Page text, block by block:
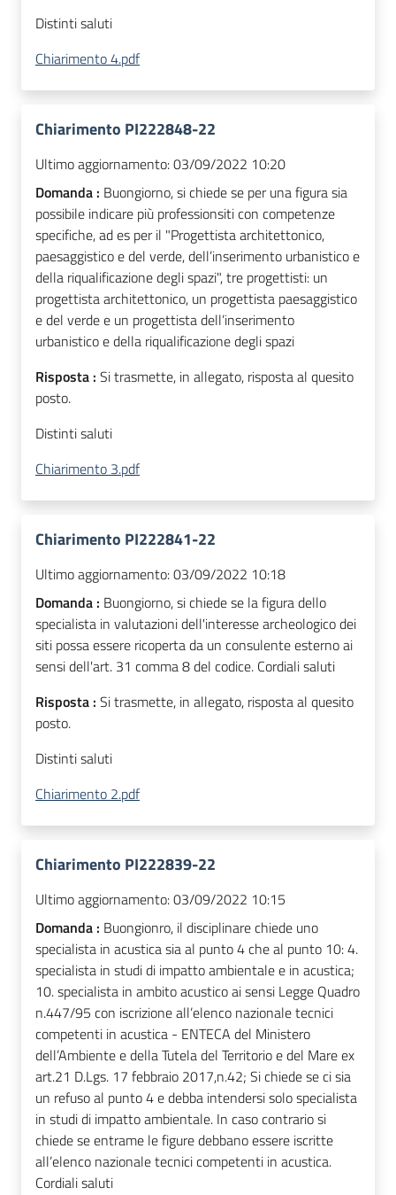
Distinti saluti
Chiarimento 4.pdf
Chiarimento PI222848-22
Ultimo aggiornamento:03/09/2022 10:20
Domanda : Buongiorno, si chiede se per una figura sia
possibile indicare più professionsiti con competenze
specifiche, ad es per il "Progettista architettonico,
paesaggistico e del verde, dell’inserimento urbanistico e
della riqualificazione degli spazi", tre progettisti: un
progettista architettonico, un progettista paesaggistico
e del verde e un progettista dell’inserimento
urbanistico e della riqualificazione degli spazi
Risposta : Si trasmette, in allegato, risposta al quesito
posto.
Distinti saluti
Chiarimento 3.pdf
Chiarimento PI222841-22
Ultimo aggiornamento:03/09/2022 10:18
Domanda : Buongiorno, si chiede se la figura dello
specialista in valutazioni dell'interesse archeologico dei
siti possa essere ricoperta da un consulente esterno ai
sensi dell'art. 31 comma 8 del codice. Cordiali saluti
Risposta : Si trasmette, in allegato, risposta al quesito
posto.
Distinti saluti
Chiarimento 2.pdf
Chiarimento PI222839-22
Ultimo aggiornamento:03/09/2022 10:15
Domanda : Buongionro, il disciplinare chiede uno
specialista in acustica sia al punto 4 che al punto 10: 4.
specialista in studi di impatto ambientale e in acustica;
10. specialista in ambito acustico ai sensi Legge Quadro
n.447/95 con iscrizione all’elenco nazionale tecnici
competenti in acustica - ENTECA del Ministero
dell’Ambiente e della Tutela del Territorio e del Mare ex
art.21 D.Lgs. 17 febbraio 2017,n.42; Si chiede se ci sia
un refuso al punto 4 e debba intendersi solo specialista
in studi di impatto ambientale. In caso contrario si
chiede se entrame le figure debbano essere iscritte
all’elenco nazionale tecnici competenti in acustica.
Cordiali saluti